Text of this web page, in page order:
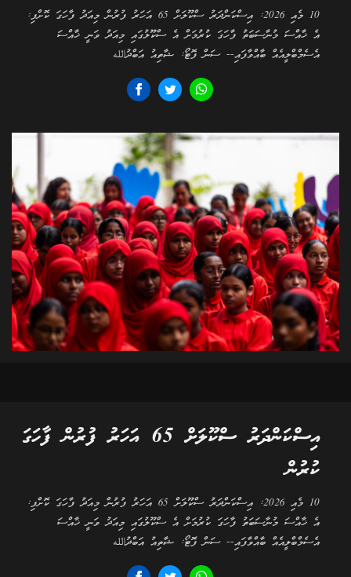
10 މެއި 2026: އިސްކަންދަރު ސްކޫލަށް 65 އަހަރު ފުރުން މިއަދު ފާހަގަ ކޮށްފި:
އެ ޚާއްސަ މުނާސަބަތު ފާހަގަ ކުރުމަށް އެ ސްކޫލުގައި މިއަދު ވަނީ ޚާއްސަ
އެސެމްބްލީއެއް ބާއްވާފައި-- ސަން ފޮޓޯ: ޝާތިއު އަބްދުالله
އިސްކަންދަރު ސްކޫލަށް 65 އަހަރު ފުރުން ފާހަގަ
ކުރުން
10 މެއި 2026: އިސްކަންދަރު ސްކޫލަށް 65 އަހަރު ފުރުން މިއަދު ފާހަގަ ކޮށްފި:
އެ ޚާއްސަ މުނާސަބަތު ފާހަގަ ކުރުމަށް އެ ސްކޫލުގައި މިއަދު ވަނީ ޚާއްސަ
އެސެމްބްލީއެއް ބާއްވާފައި-- ސަން ފޮޓޯ: ޝާތިއު އަބްދުالله